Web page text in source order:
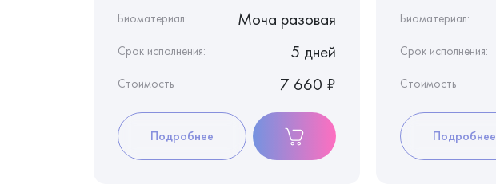
Биоматериал: Моча разовая
Срок исполнения: 5 дней
Стоимость 7 660 ₽
Подробнее
Биоматериал:
Срок исполнения:
Стоимость
Подробнее